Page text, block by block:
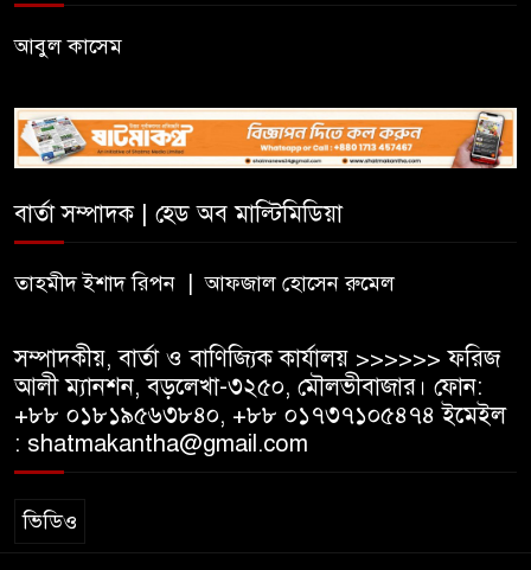
সম্পর্কের অভিযোগে জামায়াত
নেতাকে অব্যাহতি
জন্মসূত্রে নাগরিকত্ব সীমিত করতে
আবুল কাসেম
বার্তা সম্পাদক | হেড অব মাল্টিমিডিয়া
তাহমীদ ইশাদ রিপন | আফজাল হোসেন রুমেল
সম্পাদকীয়, বার্তা ও বাণিজ্যিক কার্যালয় >>>>>> ফরিজ
আলী ম্যানশন, বড়লেখা-৩২৫০, মৌলভীবাজার। ফোন:
+৮৮ ০১৮১৯৫৬৩৮৪০, +৮৮ ০১৭৩৭১০৫৪৭৪ ইমেইল
: shatmakantha@gmail.com
ভিডিও